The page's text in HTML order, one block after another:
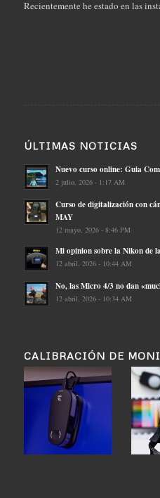
Recientemente he estado en las
ÚLTIMAS NOTICIAS
Nuevo curso online: Guia
2 julio, 2026 - 1:17 AM
Curso de digitalización con
MAY
12 mayo, 2026 - 8:46 PM
Mi opinion sobre la Nikon de
12 abril, 2026 - 10:44 AM
No, las Micro 4/3 no dan
12 abril, 2026 - 10:34 AM
CALIBRACIÓN DE